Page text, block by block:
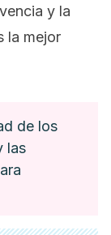
y la
la mejor
de los
las